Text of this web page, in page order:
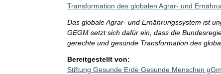
Transformation des globalen Agrar- und
Das globale Agrar- und Ernährungssystem ist
GEGM setzt sich dafür ein, dass die
gerechte und gesunde Transformation des
Bereitgestellt von:
Stiftung Gesunde Erde Gesunde Menschen